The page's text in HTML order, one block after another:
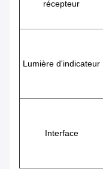
récepteur
Lumière d'indicateur
Interface